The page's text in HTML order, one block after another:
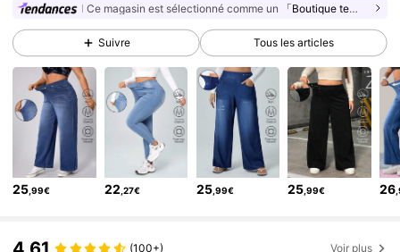
4,77 128K Suiveurs
4,77 128K Suiveurs
4,77 128K Suiveurs
4,77 128K Suiveurs
4,77 128K Suiveurs
4,77 128K Suiveurs
4,77 128K Suiveurs
Ce magasin est sélectionné comme un 「Boutique tendance」
Suivre Tous les articles
25 ,99€ 22 ,27€ 25,99€ 25 ,99€ 26
(100+) Voir plus